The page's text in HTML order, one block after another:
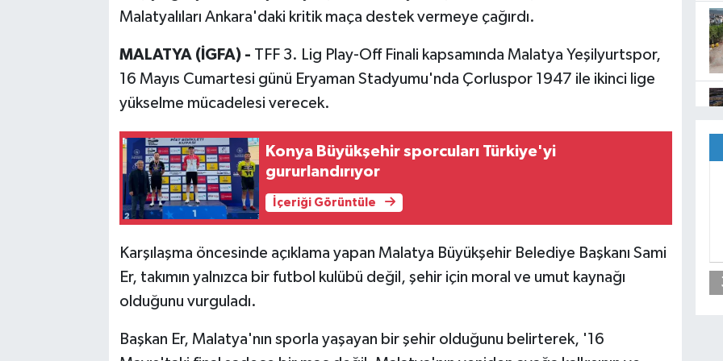
Malatyalıları Ankara'daki kritik maça destek vermeye çağırdı.
MALATYA (İGFA) - TFF 3. Lig Play-Off Finali kapsamında Malatya Yeşilyurtspor,
16 Mayıs Cumartesi günü Eryaman Stadyumu'nda Çorluspor 1947 ile ikinci lige
yükselme mücadelesi verecek.
Konya Büyükşehir sporcuları Türkiye'yi
gururlandırıyor
İçeriği Görüntüle
Karşılaşma öncesinde açıklama yapan Malatya Büyükşehir Belediye Başkanı Sami
Er, takımın yalnızca bir futbol kulübü değil, şehir için moral ve umut kaynağı
olduğunu vurguladı.
Başkan Er, Malatya'nın sporla yaşayan bir şehir olduğunu belirterek, '16